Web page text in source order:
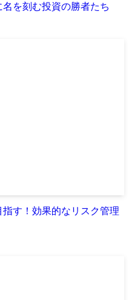
を刻む投資の勝者たち
す！効果的なリスク管理